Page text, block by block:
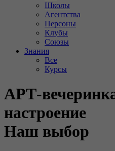
Школы
Агентства
Персоны
Клубы
Союзы
Знания
Все
Курсы
АРТ-
настроение
Наш выбор